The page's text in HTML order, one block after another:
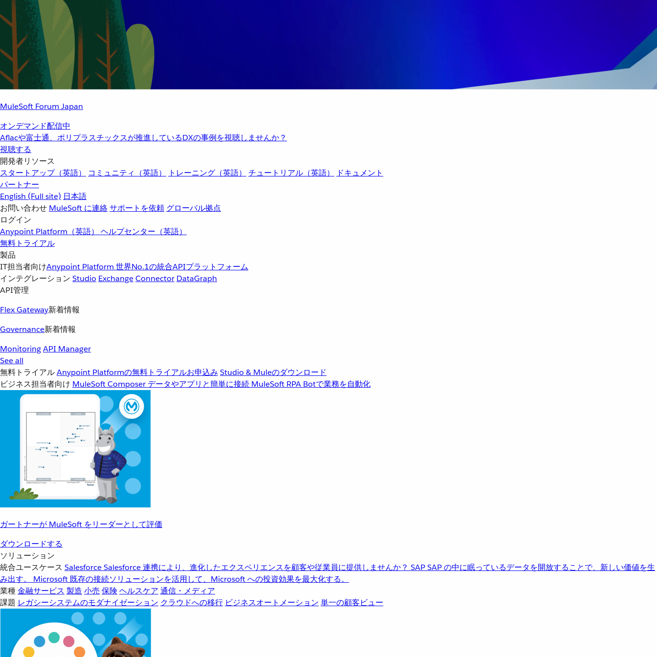
MuleSoft Forum Japan
オンデマンド配信中
Aflacや富士通、ポリプラスチックスが推進しているDXの事例を視聴しませんか？
視聴する
開発者リソース
スタートアップ（英語）
コミュニティ（英語） トレーニング（英語） チュートリアル（英語）
ドキュメント
パートナー
English (Full site) 日本語
お問い合わせ MuleSoft に連絡サポートを依頼 グローバル拠点
ログイン
Anypoint Platform（英語） ヘルプセンター（英語）
無料トライアル
製品
IT担当者向けAnypoint Platform 世界No.1の統合APIプラットフォーム
インテグレーション Studio ExchangeConnector DataGraph
API管理
Flex Gateway新着情報
Governance新着情報
MonitoringAPI Manager
See all
無料トライアルAnypoint Platformの無料トライアルお申込み Studio & Muleのダウンロード
ビジネス担当者向け MuleSoft Composer データやアプリと簡単に接続 MuleSoft RPA Botで業務を自動化
ガートナーが MuleSoft をリーダーとして評価
ダウンロードする
ソリューション
統合ユースケース SalesforceSalesforce 連携により、進化したエクスペリエンスを顧客や従業員に提供しませんか？ SAPSAP の中に眠っているデータを開放することで、新しい価値を生
み出す。
Microsoft 既存の接続ソリューションを活用して、Microsoft への投資効果を最大化する。
業種金融サービス 製造 小売 保険 ヘルスケア 通信・メディア
課題 レガシーシステムのモダナイゼーション クラウドへの移行 ビジネスオートメーション 単一の顧客ビュー